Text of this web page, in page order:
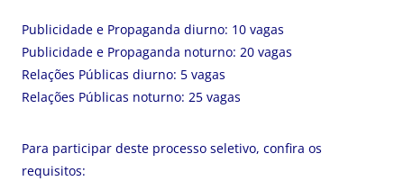
Publicidade e Propaganda diurno: 10 vagas
Publicidade e Propaganda noturno: 20 vagas
Relações Públicas diurno: 5 vagas
Relações Públicas noturno: 25 vagas
Para participar deste processo seletivo, confira os
requisitos: